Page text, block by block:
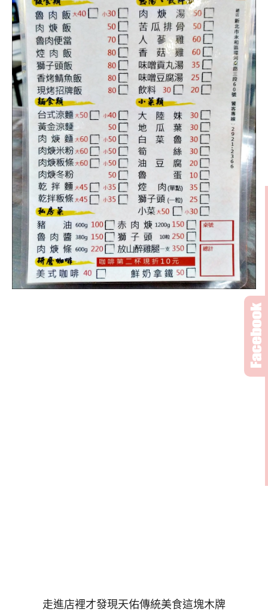
走進店裡才發現天佑傳統美食這塊木牌